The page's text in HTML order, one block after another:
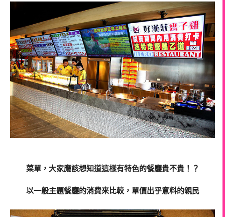
菜單，大家應該想知道這樣有特色的餐廳貴不貴！？
以一般主題餐廳的消費來比較，單價出乎意料的親民